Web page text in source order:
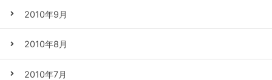
2010年9月
2010年8月
2010年7月